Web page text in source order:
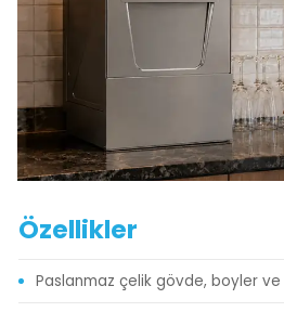
Özellikler
Paslanmaz çelik gövde, boyler ve